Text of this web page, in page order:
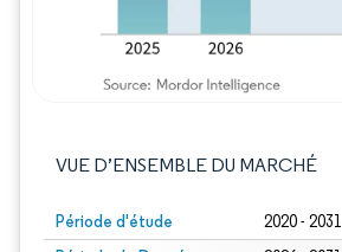
VUE D’ENSEMBLE DU MARCHÉ
Période d'étude 2020 - 2031